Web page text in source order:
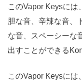
このVapor Keysには
胆な音、辛辣な音、
な音、スペーシーな
出すことができる
このVapor Keysには